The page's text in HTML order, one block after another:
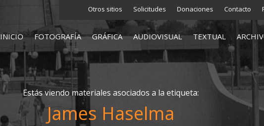
Otros sitios Solicitudes Donaciones Contacto
INICIO FOTOGRAFÍA GRÁFICA AUDIOVISUAL TEXTUAL
Estás viendo materiales asociados a la etiqueta:
James Haselma